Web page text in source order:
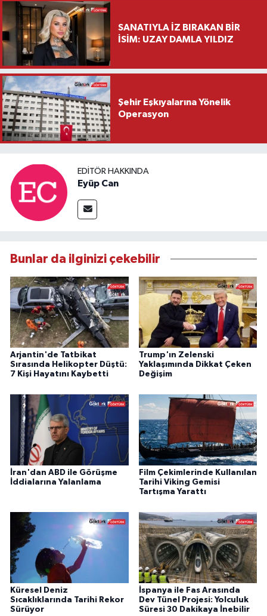
SANATIYLA İZ BIRAKAN BİR
İSİM: UZAY DAMLA YILDIZ
Şehir Eşkıyalarına Yönelik
Operasyon
EDITÖR HAKKINDA
Eyüp Can
Bunlar da ilginizi çekebilir
Arjantin'de Tatbikat
Sırasında Helikopter Düştü:
7 Kişi Hayatını Kaybetti
Trump'ın Zelenski
Yaklaşımında Dikkat Çeken
Değişim
İran'dan ABD ile Görüşme
İddialarına Yalanlama
Film Çekimlerinde Kullanılan
Tarihi Viking Gemisi
Tartışma Yarattı
Küresel Deniz
Sıcaklıklarında Tarihi Rekor
Sürüyor
İspanya ile Fas Arasında
Dev Tünel Projesi: Yolculuk
Süresi 30 Dakikaya İnebilir